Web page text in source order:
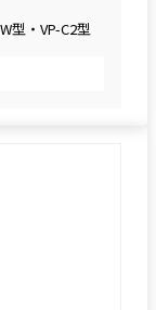
型・VP-C2型